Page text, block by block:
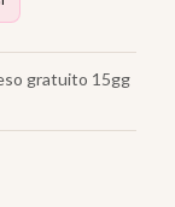
gratuito 15gg